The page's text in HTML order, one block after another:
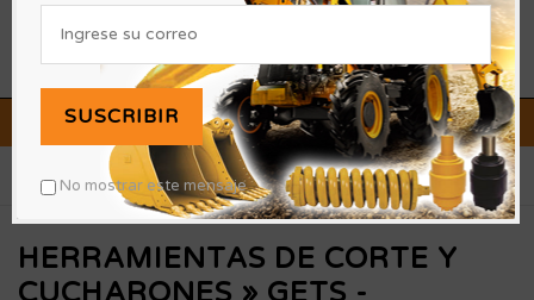
0
OFERTAS Y PROMOCIONES
Categorias HERRAMIENTAS DE CORTE Y CUCHARONES »
GETS - MOTONIVELADORA
HERRAMIENTAS DE CORTE Y
SUSCRIBIR
No mostrar este mensaje